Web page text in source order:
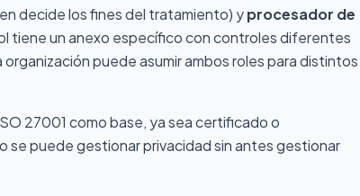
decide los fines del tratamiento) yprocesador de
tiene un anexo específico con controles diferentes
puede asumir ambos roles para distintos
27001 como base, ya sea certificado o
puede gestionar privacidad sin antes gestionar